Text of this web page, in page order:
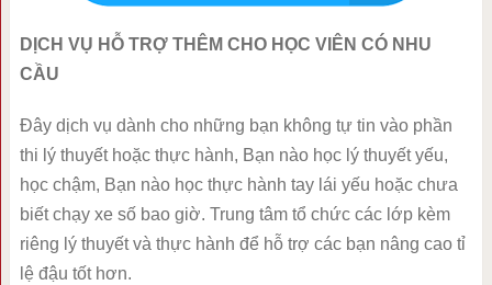
DỊCH VỤ HỖ TRỢ THÊM CHO HỌC VIÊN CÓ NHU
CẦU
Đây dịch vụ dành cho những bạn không tự tin vào phần
thi lý thuyết hoặc thực hành, Bạn nào học lý thuyết yếu,
học chậm, Bạn nào học thực hành tay lái yếu hoặc chưa
biết chạy xe số bao giờ. Trung tâm tổ chức các lớp kèm
riêng lý thuyết và thực hành để hỗ trợ các bạn nâng cao tỉ
lệ đậu tốt hơn.